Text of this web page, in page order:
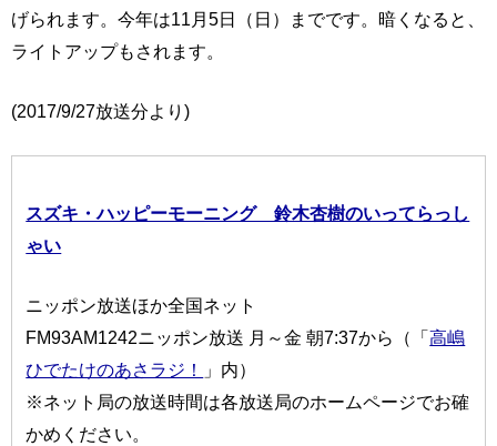
げられます。今年は11月5日（日）までです。暗くなると、
ライトアップもされます。
(2017/9/27放送分より)
スズキ・ハッピーモーニング 鈴木杏樹のいってらっし
ゃい
ニッポン放送ほか全国ネット
FM93AM1242ニッポン放送 月～金 朝7:37から（「高嶋
ひでたけのあさラジ！
」内）
※ネット局の放送時間は各放送局のホームページでお確
かめください。